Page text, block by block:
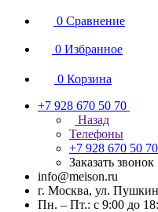
0 Сравнение
0 Избранное
0 Корзина
+7 928 670 50 70
Назад
Телефоны
+7 928 670 50 70
Заказать звонок
info@meison.ru
г. Москва, ул.
Пн. – Пт.: с 9:00 до